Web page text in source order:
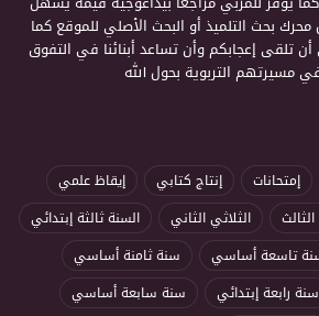
محرك بحث التلميذ أو البحث الأصلي للموقع كما
تلقى إعجابكم وأن تساعد أبنائنا في التفوق
مسيرتهم التربوية بحول الله
إمتحانات إنتاج كتابي
إيقاظ علمي
الثلاثي الثاني
السنة ثالثة إبتدائي
تاسعة أساسي
سنة ثامنة أساسي
سنة رابعة إبتدائي
سنة سابعة أساسي